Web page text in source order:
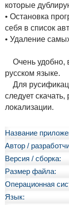
которые
• Остановка
себя в список
• Удаление
Очень удобно,
русском языке.
Для
следует
локализации.
Название
Автор /
Версия / сборка:
Размер файла:
Операционная
Язык: